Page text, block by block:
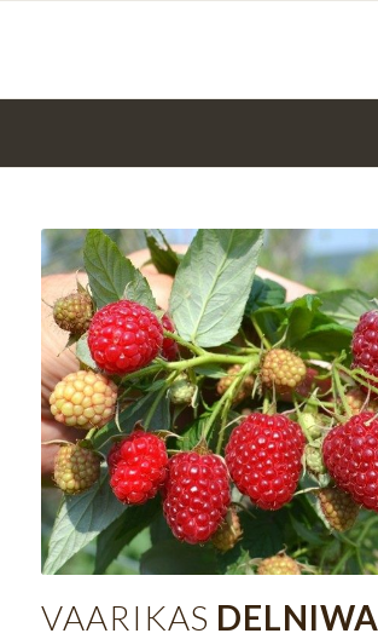
VAARIKAS DELNIWA